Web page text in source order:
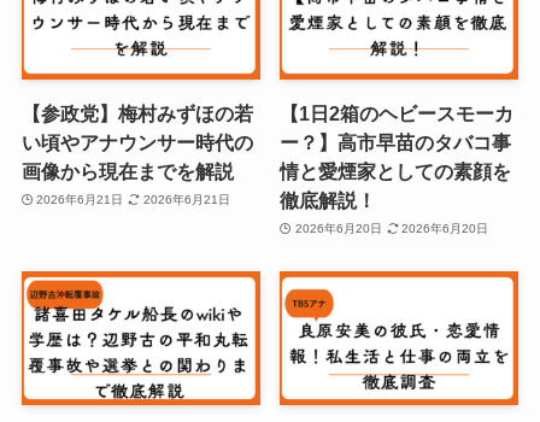
【参政党】梅村みずほの若
い頃やアナウンサー時代の
画像から現在までを解説
2026年6月21日 2026年6月21日
【1日2箱のヘビースモーカ
ー？】高市早苗のタバコ事
情と愛煙家としての素顔を
徹底解説！
2026年6月20日 2026年6月20日